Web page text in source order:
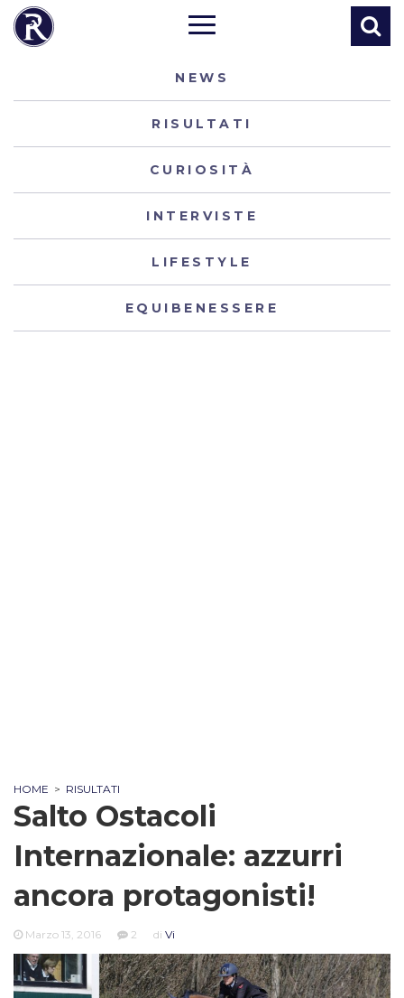
NEWS
RISULTATI
CURIOSITÀ
INTERVISTE
LIFESTYLE
EQUIBENESSERE
HOME > RISULTATI
Salto Ostacoli
Internazionale: azzurri
ancora protagonisti!
Marzo 13, 2016 2 di Vi